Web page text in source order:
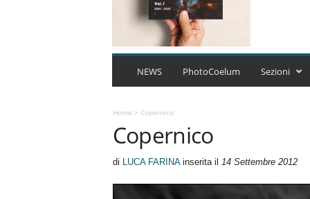
C
r
NEWS PhotoCoelum Sezioni
Home > Copernico
Copernico
di LUCA FARINAinserita il 14 Settembre 2012